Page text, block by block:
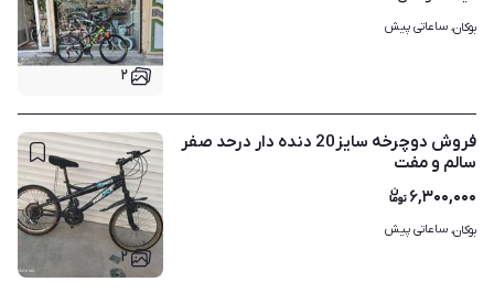
۲
بوکان، ساعاتی پیش
۲
فروش دوچرخه سایز20 دنده دار درحد صفر
سالم و مفت
۶,۳۰۰,۰۰۰
بوکان، ساعاتی پیش